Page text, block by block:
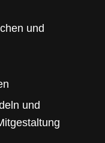
und
und